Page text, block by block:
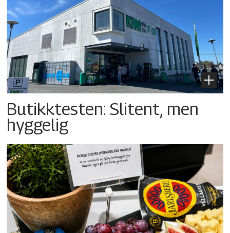
Butikktesten: Slitent, men
hyggelig